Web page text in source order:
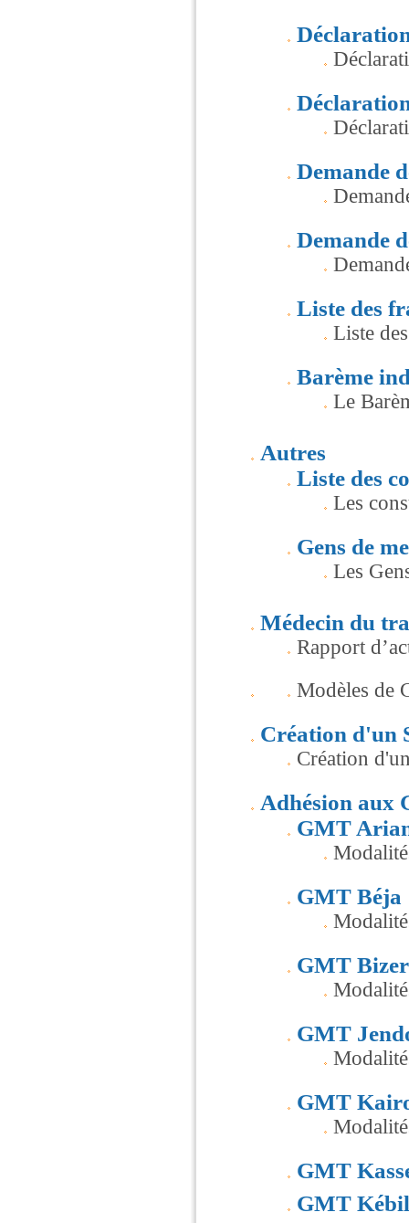
Demande
Demande
Liste des
Liste
Barème
Le
Autres
Liste des
Les
Gens de
Les
Médecin du
Rapport
Modèles de
Création d'un
Création
Adhésion aux
GMT
GMT Béja
GMT
GMT
GMT
GMT
GMT